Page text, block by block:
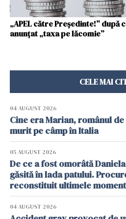
„APEL către Președinte!” după
anunțat „taxa pe lăcomie”
CELE MAI
04 AUGUST 2026
Cine era Marian, românul
murit pe câmp în Italia
05 AUGUST 2026
De ce a fost omorâtă
găsită în lada patului.
reconstituit ultimele
04 AUGUST 2026